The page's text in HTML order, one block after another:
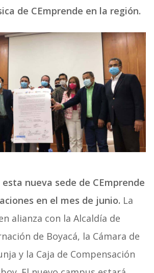
de CEmprende en la región.
esta nueva sede de CEmprende
en el mes de junio. La
alianza con la Alcaldía de
de Boyacá, la Cámara de
y la Caja de Compensación